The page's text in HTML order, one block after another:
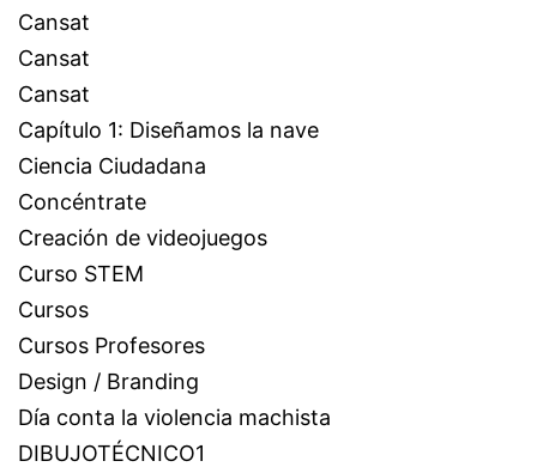
Cansat
Cansat
Cansat
Capítulo 1: Diseñamos la nave
Ciencia Ciudadana
Concéntrate
Creación de videojuegos
Curso STEM
Cursos
Cursos Profesores
Design / Branding
Día conta la violencia machista
DIBUJOTÉCNICO1